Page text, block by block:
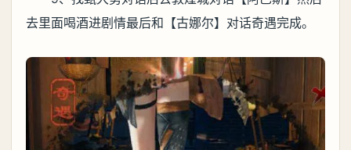
去里面喝酒进剧情最后和【古娜尔】对话奇遇完成。